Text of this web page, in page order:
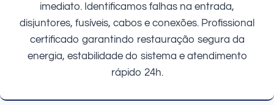
imediato. Identificamos falhas na entrada,
disjuntores, fusíveis, cabos e conexões. Profissional
certificado garantindo restauração segura da
energia, estabilidade do sistema e atendimento
rápido 24h.